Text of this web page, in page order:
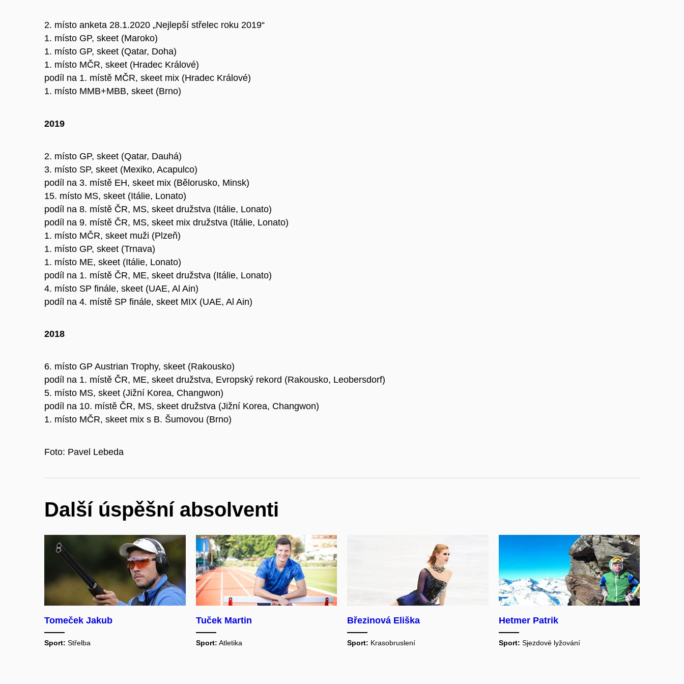
2. místo anketa 28.1.2020 „Nejlepší střelec roku 2019“
1. místo GP, skeet (Maroko)
1. místo GP, skeet (Qatar, Doha)
1. místo MČR, skeet (Hradec Králové)
podíl na 1. místě MČR, skeet mix (Hradec Králové)
1. místo MMB+MBB, skeet (Brno)
2019
2. místo GP, skeet (Qatar, Dauhá)
3. místo SP, skeet (Mexiko, Acapulco)
podíl na 3. místě EH, skeet mix (Bělorusko, Minsk)
15. místo MS, skeet (Itálie, Lonato)
podíl na 8. místě ČR, MS, skeet družstva (Itálie, Lonato)
podíl na 9. místě ČR, MS, skeet mix družstva (Itálie, Lonato)
1. místo MČR, skeet muži (Plzeň)
1. místo GP, skeet (Trnava)
1. místo ME, skeet (Itálie, Lonato)
podíl na 1. místě ČR, ME, skeet družstva (Itálie, Lonato)
4. místo SP finále, skeet (UAE, Al Ain)
podíl na 4. místě SP finále, skeet MIX (UAE, Al Ain)
2018
6. místo GP Austrian Trophy, skeet (Rakousko)
podíl na 1. místě ČR, ME, skeet družstva, Evropský rekord (Rakousko, Leobersdorf)
5. místo MS, skeet (Jižní Korea, Changwon)
podíl na 10. místě ČR, MS, skeet družstva (Jižní Korea, Changwon)
1. místo MČR, skeet mix s B. Šumovou (Brno)
Foto: Pavel Lebeda
Další úspěšní absolventi
Tomeček Jakub
Sport: Střelba
Tuček Martin
Sport: Atletika
Březinová Eliška
Sport: Krasobruslení
Hetmer Patrik
Sport: Sjezdové lyžování